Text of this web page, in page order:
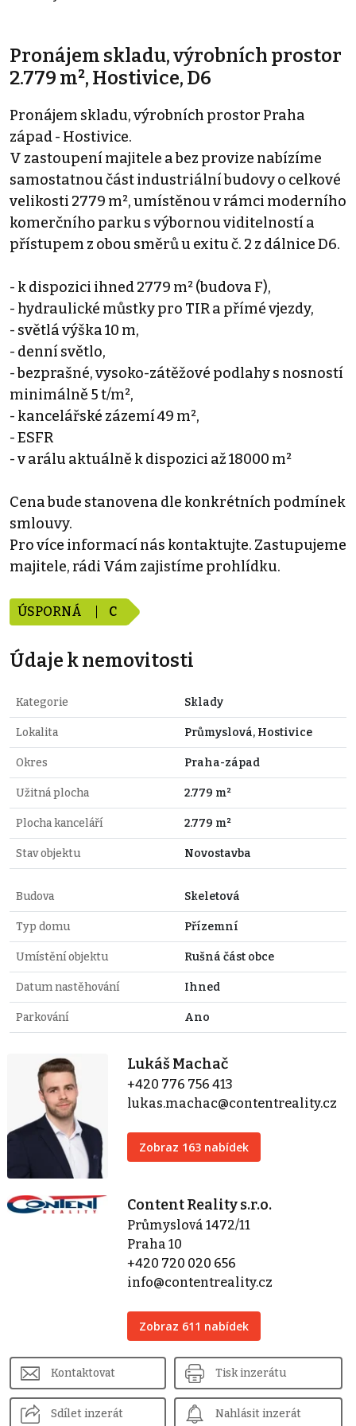
Pronájem skladu, výrobních prostor
2.779 m², Hostivice, D6
Pronájem skladu, výrobních prostor Praha
západ - Hostivice.
V zastoupení majitele a bez provize nabízíme
samostatnou část industriální budovy o celkové
velikosti 2779 m², umístěnou v rámci moderního
komerčního parku s výbornou viditelností a
přístupem z obou směrů u exitu č. 2 z dálnice D6.
- k dispozici ihned 2779 m² (budova F),
- hydraulické můstky pro TIR a přímé vjezdy,
- světlá výška 10 m,
- denní světlo,
- bezprašné, vysoko-zátěžové podlahy s nosností
minimálně 5 t/m²,
- kancelářské zázemí 49 m²,
- ESFR
- v arálu aktuálně k dispozici až 18000 m²
Cena bude stanovena dle konkrétních podmínek
smlouvy.
Pro více informací nás kontaktujte. Zastupujeme
majitele, rádi Vám zajistíme prohlídku.
ÚSPORNÁ C
Údaje k nemovitosti
Kategorie Sklady
Lokalita Průmyslová, Hostivice
Okres Praha-západ
Užitná plocha 2.779 m²
Plocha kanceláří 2.779 m²
Stav objektu Novostavba
Budova Skeletová
Typ domu Přízemní
Umístění objektu Rušná část obce
Datum nastěhování Ihned
Parkování Ano
Lukáš Machač
+420 776 756 413
lukas.machac@contentreality.cz
Zobraz 163 nabídek
Content Reality s.r.o.
Průmyslová 1472/11
Praha 10
+420 720 020 656
info@contentreality.cz
Zobraz 611 nabídek
Kontaktovat Tisk inzerátu
Sdílet inzerát Nahlásit inzerát